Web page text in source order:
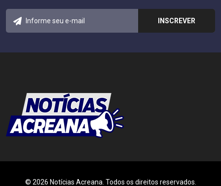
© 2026 Notícias Acreana. Todos os direitos reservados.